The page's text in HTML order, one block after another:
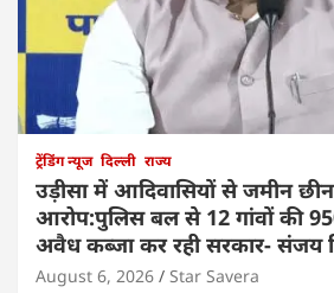
ट्रेंडिंग न्यूज दिल्ली राज्य
उड़ीसा में आदिवासियों से जमीन
आरोप:पुलिस बल से 12 गांवों की
अवैध कब्जा कर रही सरकार- संजय
August 6, 2026 Star Savera